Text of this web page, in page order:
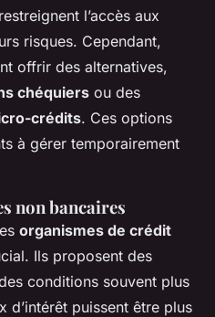
l’accès aux
risques. Cependant,
offrir des alternatives,
chéquiers ou des
crédits. Ces options
à gérer temporairement
non bancaires
organismes de crédit
Ils proposent des
conditions souvent plus
d’intérêt puissent être plus